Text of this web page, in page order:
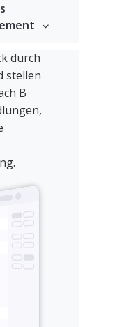
durch
stellen
B